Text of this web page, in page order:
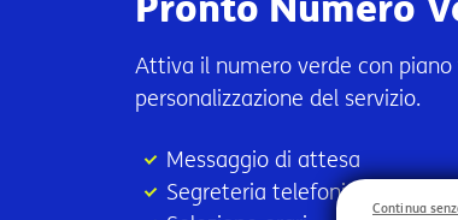
Noovle
Telsy
TIM Brasil
Attiva il numero verde con
personalizzazione del servizio.
Messaggio di attesa
Segreteria telefonica
App
Trova
Continua